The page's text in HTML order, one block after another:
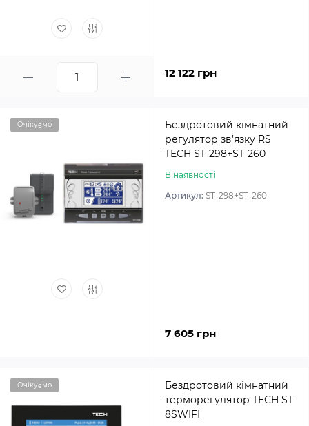
12 122 грн
Очікуємо
Бездротовий кімнатний
регулятор зв’язку RS
TECH ST-298+ST-260
В наявності
Артикул: ST-298+ST-260
7 605 грн
Очікуємо
Бездротовий кімнатний
терморегулятор TECH ST-
8SWIFI